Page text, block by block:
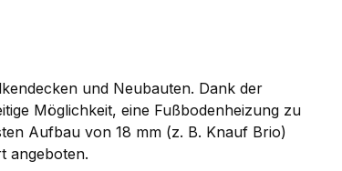
und Neubauten. Dank der
Möglichkeit, eine Fußbodenheizung zu
Aufbau von 18 mm (z. B. Knauf Brio)
angeboten.